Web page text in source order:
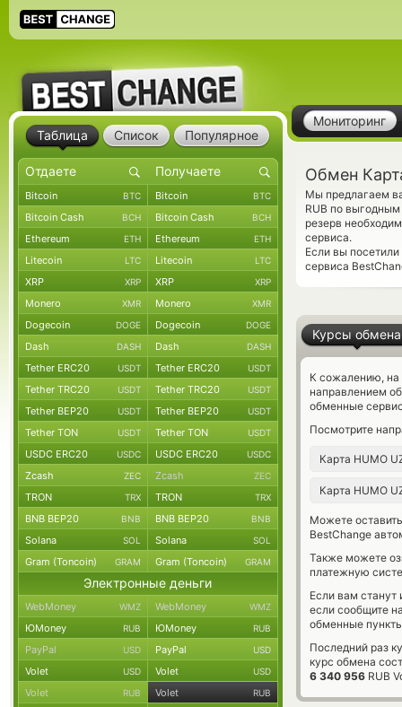
Мониторинг
Обмен
Мы предлагаем
RUB по
резерв
сервиса.
Если вы
сервиса
Курсы обмена
К сожалению, на
направлением
обменные
Посмотрите
Карта HUMO
Карта HUMO
Можете
BestChange
Также можете
платежную
Если вам
если сообщите
обменные
Последний раз
курс обмена
6 340 956 RUB
Таблица Список Популярное
Bitcoin BTC Bitcoin BTC
Bitcoin Cash BCH Bitcoin Cash BCH
Ethereum ETH Ethereum ETH
Litecoin LTC Litecoin LTC
XRP XRP XRP XRP
Monero XMR Monero XMR
Dogecoin DOGE Dogecoin DOGE
Dash DASH Dash DASH
Tether ERC20 USDT Tether ERC20 USDT
Tether TRC20 USDT Tether TRC20 USDT
Tether BEP20 USDT Tether BEP20 USDT
Tether TON USDT Tether TON USDT
USDC ERC20 USDC USDC ERC20 USDC
Zcash ZEC Zcash ZEC
TRON TRX TRON TRX
BNB BEP20 BNB BNB BEP20 BNB
Solana SOL Solana SOL
Gram (Toncoin) GRAM Gram (Toncoin) GRAM
Электронные деньги
WebMoney WMZ WebMoney WMZ
ЮMoney RUB ЮMoney RUB
PayPal USD PayPal USD
Volet USD Volet USD
Volet RUB Volet RUB